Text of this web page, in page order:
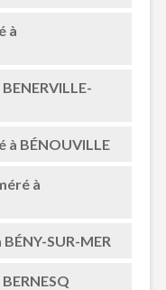
à
à BÉNOUVILLE
à
SUR-MER